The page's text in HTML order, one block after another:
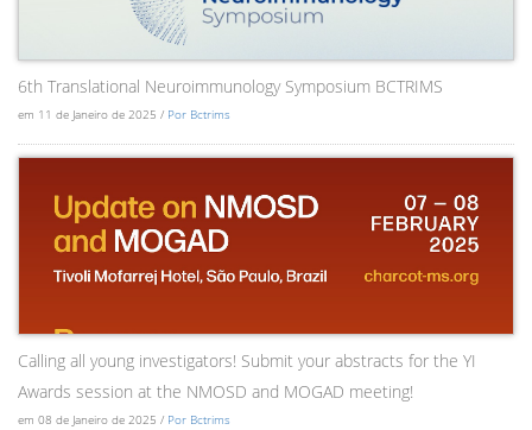
6th Translational Neuroimmunology Symposium BCTRIMS
em 11 de Janeiro de 2025 / Por Bctrims
Calling all young investigators! Submit your abstracts for the YI
Awards session at the NMOSD and MOGAD meeting!
em 08 de Janeiro de 2025 / Por Bctrims